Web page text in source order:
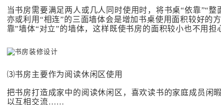
当书房需要满足两人或几人同时使用时，将书桌“依靠”“
亦或利用“相连”的三面墙体会是增加书桌使用面积较好的
靠”墙体“对立”的墙体，这样既使书房的面积较小也不用担
⑶书房主要作为阅读休闲区使用
把书房打造成家中的阅读休闲区，喜欢读书的家庭成员闲
以互相交流……